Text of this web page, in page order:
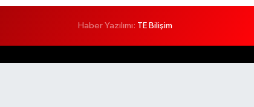
Haber Yazılımı: TE Bilişim